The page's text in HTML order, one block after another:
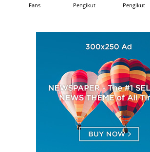
Fans Pengikut Pengikut